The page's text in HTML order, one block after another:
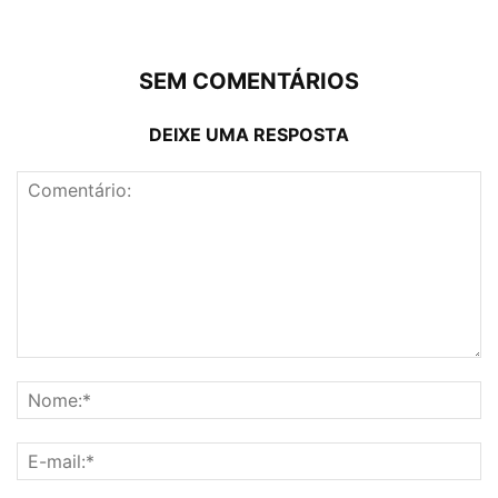
SEM COMENTÁRIOS
DEIXE UMA RESPOSTA